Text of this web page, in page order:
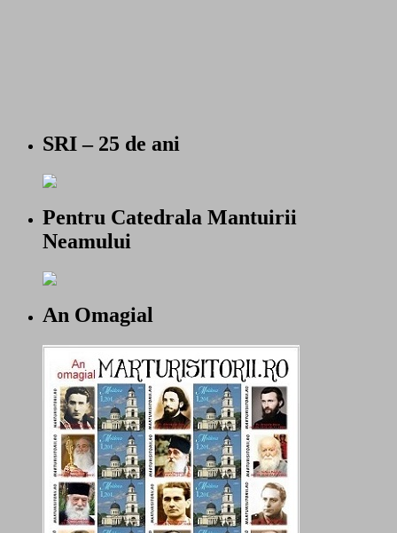
SRI – 25 de ani
Pentru Catedrala Mantuirii
Neamului
An Omagial